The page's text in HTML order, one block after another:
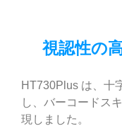
視認性の
HT730Plus は、十
し、バーコードス
現しました。